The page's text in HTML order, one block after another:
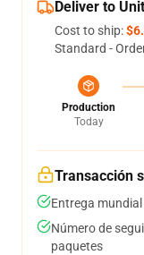
Deliver to
Cost to ship:
Standard -
Production
Today
Transacción
Entrega
Número de
paquetes